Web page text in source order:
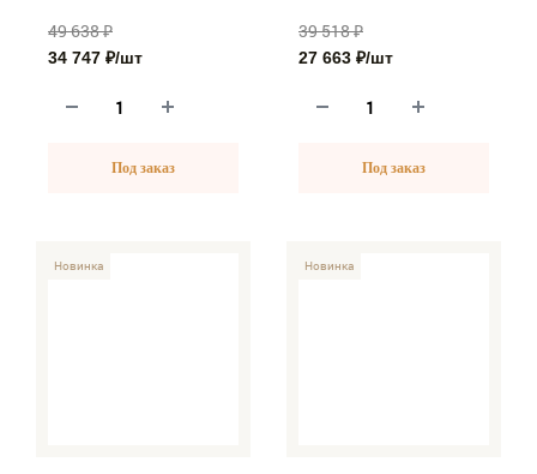
49 638 ₽
34 747 ₽/шт
Под заказ
39 518 ₽
27 663 ₽/шт
Под заказ
-30%
Новинка -30%
Новинка